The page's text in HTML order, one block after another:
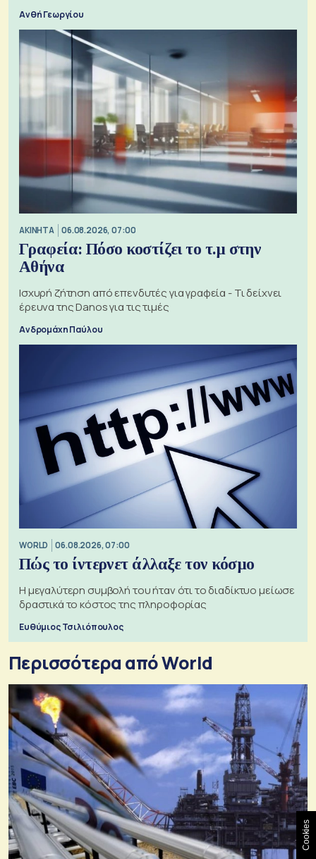
Ανθή Γεωργίου
ΑΚΙΝΗΤΑ 06.08.2026, 07:00
Γραφεία: Πόσο κοστίζει το τ.μ στην
Αθήνα
Ισχυρή ζήτηση από επενδυτές για γραφεία - Τι δείχνει
έρευνα της Danos για τις τιμές
Ανδρομάχη Παύλου
WORLD 06.08.2026, 07:00
Πώς το ίντερνετ άλλαξε τον κόσμο
Η μεγαλύτερη συμβολή του ήταν ότι το διαδίκτυο μείωσε
δραστικά το κόστος της πληροφορίας
Ευθύμιος Τσιλιόπουλος
Περισσότερα από World
Cookies